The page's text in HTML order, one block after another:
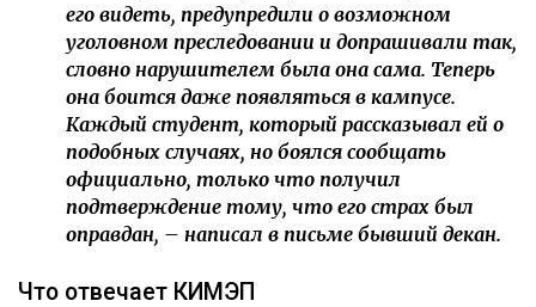
его видеть, предупредили о возможном
уголовном преследовании и допрашивали так,
словно нарушителем была она сама. Теперь
она боится даже появляться в кампусе.
Каждый студент, который рассказывал ей о
подобных случаях, но боялся сообщать
официально, только что получил
подтверждение тому, что его страх был
оправдан, – написал в письме бывший декан.
Что отвечает КИМЭП